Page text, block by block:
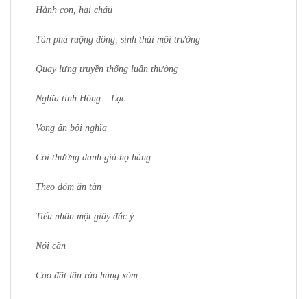
Hành con, hại cháu
Tàn phá ruộng đồng, sinh thái môi trường
Quay lưng truyền thống luân thường
Nghĩa tình Hồng – Lạc
Vong ân bội nghĩa
Coi thường danh giá họ hàng
Theo đóm ăn tàn
Tiểu nhân một giây đắc ý
Nói càn
Cào đất lấn rào hàng xóm